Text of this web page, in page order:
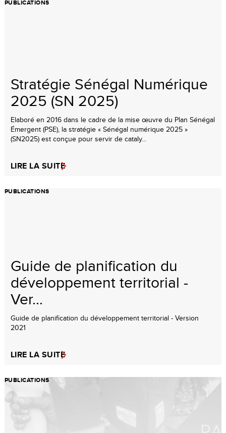
PUBLICATIONS
Stratégie Sénégal Numérique
2025 (SN 2025)
Elaboré en 2016 dans le cadre de la mise œuvre du Plan Sénégal
Émergent (PSE), la stratégie « Sénégal numérique 2025 »
(SN2025) est conçue pour servir de cataly...
LIRE LA SUITE
PUBLICATIONS
Guide de planification du
développement territorial -
Ver...
Guide de planification du développement territorial - Version
2021
LIRE LA SUITE
PUBLICATIONS